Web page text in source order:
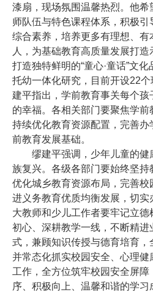
漆扇，现场氛围温馨热烈。他
师队伍与特色课程体系，积极
综合素养，培养更多有理想、
人，为基础教育高质量发展打
打造独特鲜明的“童心·童话”文
托幼一体化研究，目前开设22
建平指出，学前教育事关每个
的幸福。各相关部门要聚焦学前
持续优化教育资源配置，完善
前教育发展基础。
缪建平强调，少年儿童的健
族复兴。各级各部门要始终坚
优化城乡教育资源布局，完善
进义务教育优质均衡发展，切
大教师和少儿工作者要牢记立
初心、深耕教学一线，不断精
式，兼顾知识传授与德育培育，
并常态化抓实校园安全、心理
工作，全方位筑牢校园安全屏
序、积极向上、温馨和谐的学习